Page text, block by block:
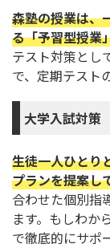
森塾の授業は、
る「予習型授業
テスト対策とし
で、定期テスト
大学入試対策
生徒一人ひとり
プランを提案し
合わせた個別指
ます。もしわか
で徹底的にサポ